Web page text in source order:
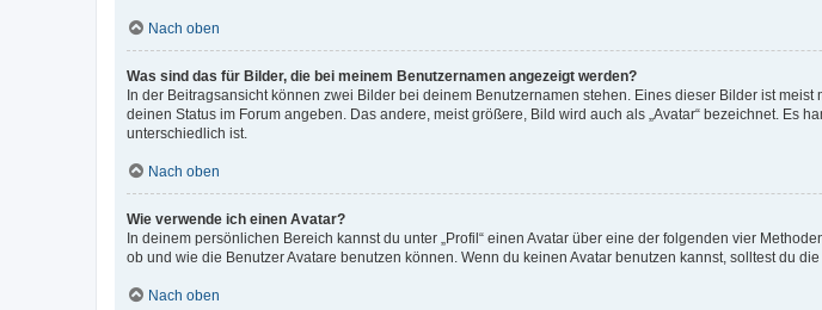
Nach oben
Was sind das für Bilder, die bei meinem Benutzernamen angezeigt werden?
In der Beitragsansicht können zwei Bilder bei deinem Benutzernamen stehen. Eines dieser Bilder ist
deinen Status im Forum angeben. Das andere, meist größere, Bild wird auch als „Avatar“ bezeichnet. Es
unterschiedlich ist.
Nach oben
Wie verwende ich einen Avatar?
In deinem persönlichen Bereich kannst du unter „Profil“ einen Avatar über eine der folgenden vier
ob und wie die Benutzer Avatare benutzen können. Wenn du keinen Avatar benutzen kannst, solltest du
Nach oben